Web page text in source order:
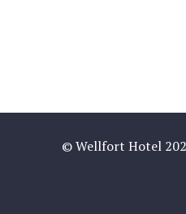
фен
© Wellfort Hotel